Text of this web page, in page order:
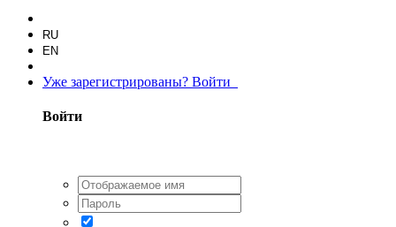
RU
EN
Уже зарегистрированы? Войти
Войти